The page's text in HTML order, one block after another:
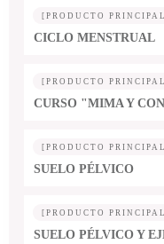
[PRODUCTO
CICLO MENSTRUAL
[PRODUCTO
CURSO "MIMA Y
[PRODUCTO
SUELO PÉLVICO
[PRODUCTO
SUELO PÉLVICO Y